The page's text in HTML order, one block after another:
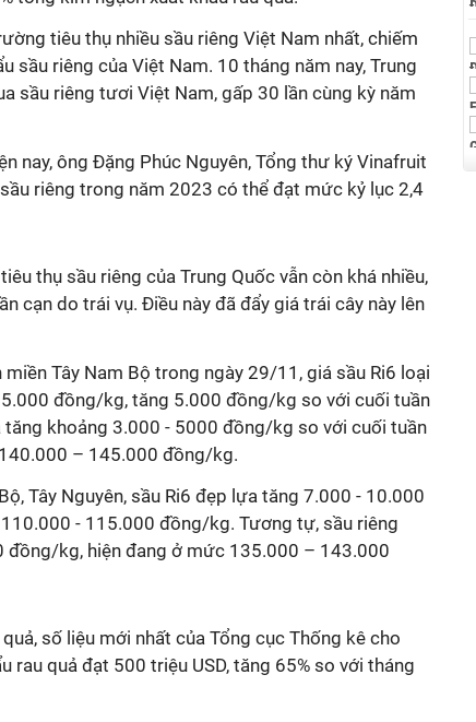
tiêu thụ nhiều sầu riêng Việt Nam nhất, chiếm
sầu riêng của Việt Nam. 10 tháng năm nay, Trung
sầu riêng tươi Việt Nam, gấp 30 lần cùng kỳ năm
nay, ông Đặng Phúc Nguyên, Tổng thư ký Vinafruit
riêng trong năm 2023 có thể đạt mức kỷ lục 2,4
thụ sầu riêng của Trung Quốc vẫn còn khá nhiều,
cạn do trái vụ. Điều này đã đẩy giá trái cây này lên
Tây Nam Bộ trong ngày 29/11, giá sầu Ri6 loại
đồng/kg, tăng 5.000 đồng/kg so với cuối tuần
khoảng 3.000 - 5000 đồng/kg so với cuối tuần
– 145.000 đồng/kg.
Tây Nguyên, sầu Ri6 đẹp lựa tăng 7.000 - 10.000
- 115.000 đồng/kg. Tương tự, sầu riêng
đồng/kg, hiện đang ở mức 135.000 – 143.000
số liệu mới nhất của Tổng cục Thống kê cho
rau quả đạt 500 triệu USD, tăng 65% so với tháng